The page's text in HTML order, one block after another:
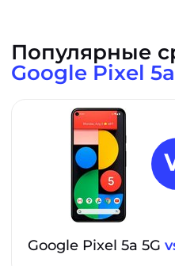
Популярные
Google Pixel
Google Pixel 5a 5G